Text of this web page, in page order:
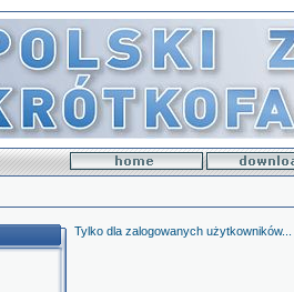
Tylko dla zalogowanych użytkowników...